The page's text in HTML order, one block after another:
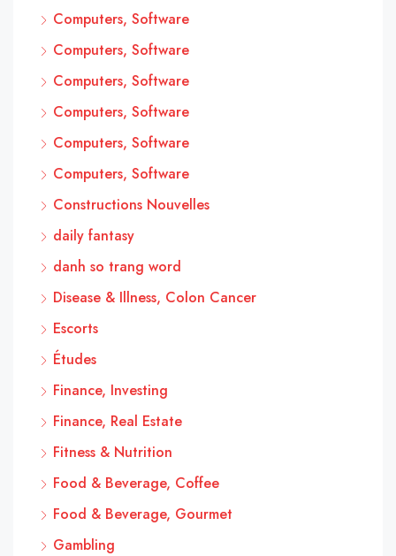
Computers, Software
Computers, Software
Computers, Software
Computers, Software
Computers, Software
Computers, Software
Constructions Nouvelles
daily fantasy
danh so trang word
Disease & Illness, Colon Cancer
Escorts
Études
Finance, Investing
Finance, Real Estate
Fitness & Nutrition
Food & Beverage, Coffee
Food & Beverage, Gourmet
Gambling